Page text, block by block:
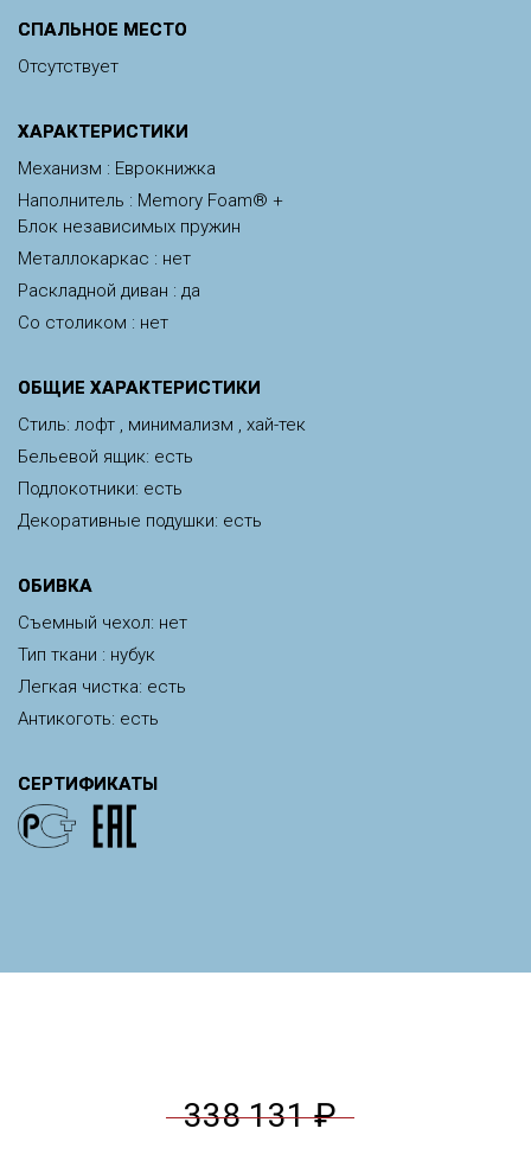
СПАЛЬНОЕ МЕСТО
Отсутствует
ХАРАКТЕРИСТИКИ
Механизм : Еврокнижка
Наполнитель : Memory Foam® +
Блок независимых пружин
Металлокаркас : нет
Раскладной диван : да
Со столиком : нет
ОБЩИЕ ХАРАКТЕРИСТИКИ
Стиль: лофт , минимализм , хай-тек
Бельевой ящик: есть
Подлокотники: есть
Декоративные подушки: есть
ОБИВКА
Съемный чехол: нет
Тип ткани : нубук
Легкая чистка: есть
Антикоготь: есть
СЕРТИФИКАТЫ
338 131 ₽